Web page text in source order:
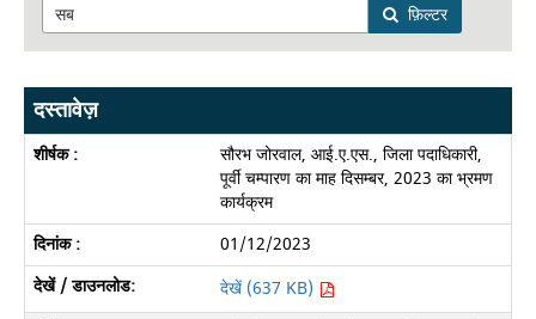
फ़िल्टर
दस्तावेज़
सौरभ जोरवाल, आई.ए.एस., जिला पदाधिकारी,
पूर्वी चम्पारण का माह दिसम्बर, 2023 का भ्रमण
कार्यक्रम
01/12/2023
देखें (637 KB)